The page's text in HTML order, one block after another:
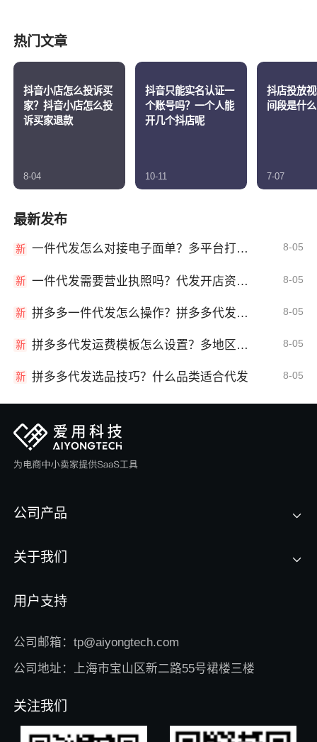
热门文章
抖音小店怎么投诉买
家？抖音小店怎么投
诉买家退款
8-04
抖音只能实名认证一
个账号吗？一个人能
开几个抖店呢
10-11
抖店投放
间段是什
7-07
最新发布
新 一件代发怎么对接电子面单？多平台打单发货教程 8-05
新 一件代发需要营业执照吗？代发开店资质详解 8-05
新 拼多多一件代发怎么操作？拼多多代发全流程 8-05
新 拼多多代发运费模板怎么设置？多地区运费 8-05
新 拼多多代发选品技巧？什么品类适合代发 8-05
公司产品
关于我们
用户支持
公司邮箱：tp@aiyongtech.com
公司地址：上海市宝山区新二路55号裙楼三楼
关注我们